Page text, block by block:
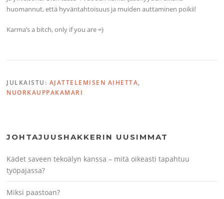
huomannut, että hyväntahtoisuus ja muiden auttaminen poikii!
Karma’s a bitch, only if you are =)
JULKAISTU: AJATTELEMISEN AIHETTA,
NUORKAUPPAKAMARI
JOHTAJUUSHAKKERIN UUSIMMAT
Kädet saveen tekoälyn kanssa – mitä oikeasti tapahtuu
työpajassa?
Miksi paastoan?